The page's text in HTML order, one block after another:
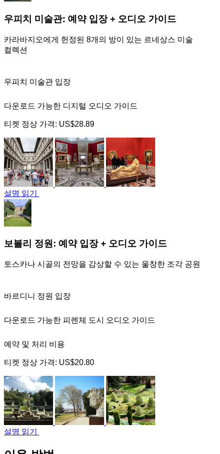
우피치 미술관: 예약 입장 + 오디오 가이드
카라바지오에게 헌정된 8개의 방이 있는 르네상스 미술
컬렉션
우피치 미술관 입장
다운로드 가능한 디지털 오디오 가이드
티켓 정상 가격: US$28.89
설명 읽기
보볼리 정원: 예약 입장 + 오디오 가이드
토스카나 시골의 전망을 감상할 수 있는 울창한 조각 공원
바르디니 정원 입장
다운로드 가능한 피렌체 도시 오디오 가이드
예약 및 처리 비용
티켓 정상 가격: US$20.80
설명 읽기